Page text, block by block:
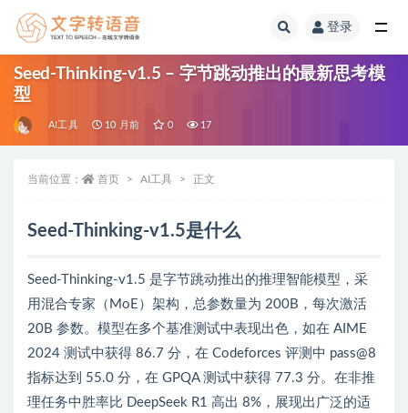
登录
Seed-Thinking-v1.5 – 字节跳动推出的最新思考模
型
AI工具 10 月前 0 17
当前位置： 首页 AI工具 正文
Seed-Thinking-v1.5是什么
Seed-Thinking-v1.5 是字节跳动推出的推理智能模型，采
用混合专家（MoE）架构，总参数量为 200B，每次激活
20B 参数。模型在多个基准测试中表现出色，如在 AIME
2024 测试中获得 86.7 分，在 Codeforces 评测中 pass@8
指标达到 55.0 分，在 GPQA 测试中获得 77.3 分。在非推
理任务中胜率比 DeepSeek R1 高出 8%，展现出广泛的适